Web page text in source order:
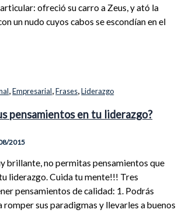
ofreció su carro a Zeus, y ató la
un nudo cuyos cabos se escondían en el
,Empresarial,Frases,Liderazgo
pensamientos en tu liderazgo?
2015
brillante, no permitas pensamientos que
liderazgo. Cuida tu mente!!! Tres
pensamientos de calidad: 1. Podrás
romper sus paradigmas y llevarles a buenos